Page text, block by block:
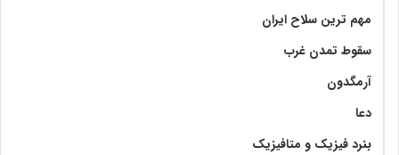
مهم ترین سلاح ایران
سقوط تمدن غرب
آرمگدون
دعا
بنرد فیزیک و متافیزیک